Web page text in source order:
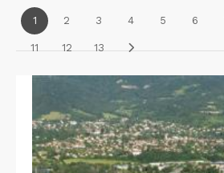
1 2 3 4 5 6
11 12 13